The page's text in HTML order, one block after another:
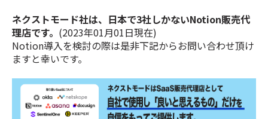
ネクストモード社は、日本で3社しかないNotion販売代
理店です。 (2023年01月01日現在)
Notion導入を検討の際は是非下記からお問い合わせ頂け
ますと幸いです。